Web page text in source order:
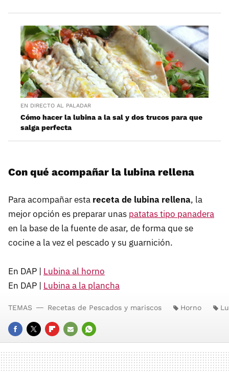
EN DIRECTO AL PALADAR
Cómo hacer la lubina a la sal y dos trucos para que
salga perfecta
Con qué acompañar la lubina rellena
Para acompañar esta receta de lubina rellena, la
mejor opción es preparar unas patatas tipo panadera
en la base de la fuente de asar, de forma que se
cocine a la vez el pescado y su guarnición.
En DAP | Lubina al horno
En DAP | Lubina a la plancha
FACEBOOK
TWITTERFLIPBOARD
E-
MAIL
WHATSAPP
TEMAS Recetas de Pescados y mariscos Horno